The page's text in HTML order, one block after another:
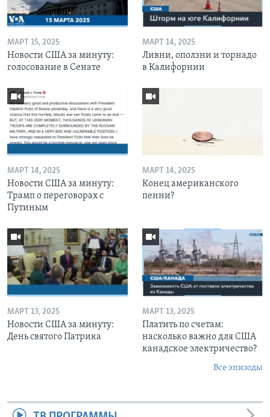
МАРТ 15, 2025
Новости США за минуту:
голосование в Сенате
МАРТ 14, 2025
Ливни, оползни и торнадо
в Калифорнии
МАРТ 14, 2025
Новости США за минуту:
Трамп о переговорах с
Путиным
МАРТ 14, 2025
Конец американского
пенни?
МАРТ 13, 2025
Новости США за минуту:
День святого Патрика
МАРТ 13, 2025
Платить по счетам:
насколько важно для США
канадское электричество?
Все эпизоды